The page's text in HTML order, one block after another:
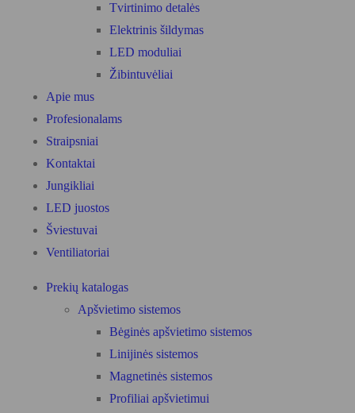
Tvirtinimo detalės
Elektrinis šildymas
LED moduliai
Žibintuvėliai
Apie mus
Profesionalams
Straipsniai
Kontaktai
Jungikliai
LED juostos
Šviestuvai
Ventiliatoriai
Prekių katalogas
Apšvietimo sistemos
Bėginės apšvietimo sistemos
Linijinės sistemos
Magnetinės sistemos
Profiliai apšvietimui